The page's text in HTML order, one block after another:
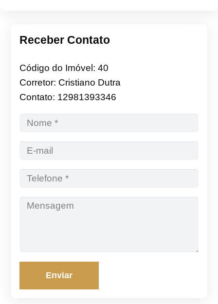
Receber Contato
Código do Imóvel: 40
Corretor: Cristiano Dutra
Contato: 12981393346
Enviar